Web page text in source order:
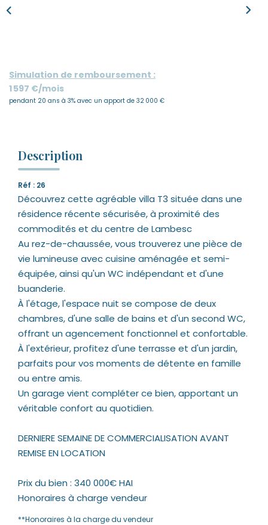
Simulation de remboursement :
1 597 €/mois
pendant 20 ans à 3% avec un apport de 32 000 €
Description
Réf : 26
Découvrez cette agréable villa T3 située dans une
résidence récente sécurisée, à proximité des
commodités et du centre de Lambesc
Au rez-de-chaussée, vous trouverez une pièce de
vie lumineuse avec cuisine aménagée et semi-
équipée, ainsi qu'un WC indépendant et d'une
buanderie.
À l'étage, l'espace nuit se compose de deux
chambres, d'une salle de bains et d'un second WC,
offrant un agencement fonctionnel et confortable.
À l'extérieur, profitez d'une terrasse et d'un jardin,
parfaits pour vos moments de détente en famille
ou entre amis.
Un garage vient compléter ce bien, apportant un
véritable confort au quotidien.
DERNIERE SEMAINE DE COMMERCIALISATION AVANT
REMISE EN LOCATION
Prix du bien : 340 000€ HAI
Honoraires à charge vendeur
**Honoraires à la charge du vendeur